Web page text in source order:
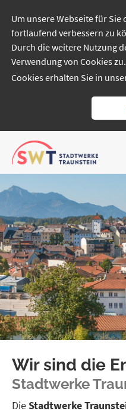
Um unsere Webseite für
fortlaufend verbessern zu
Durch die weitere Nutzung
Verwendung von Cookies
Cookies erhalten Sie in
Hauptinhalt
springen
Wir sind die
Stadtwerke
DieStadtwerke